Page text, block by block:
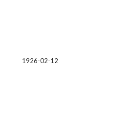
1926-02-12